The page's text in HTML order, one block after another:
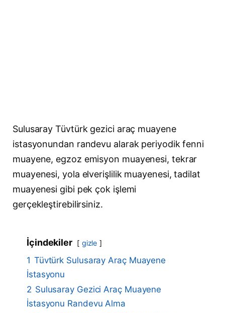
Sulusaray Tüvtürk gezici araç muayene
istasyonundan randevu alarak periyodik fenni
muayene, egzoz emisyon muayenesi, tekrar
muayenesi, yola elverişlilik muayenesi, tadilat
muayenesi gibi pek çok işlemi
gerçekleştirebilirsiniz.
İçindekiler gizle
1 Tüvtürk Sulusaray Araç Muayene
İstasyonu
2 Sulusaray Gezici Araç Muayene
İstasyonu Randevu Alma